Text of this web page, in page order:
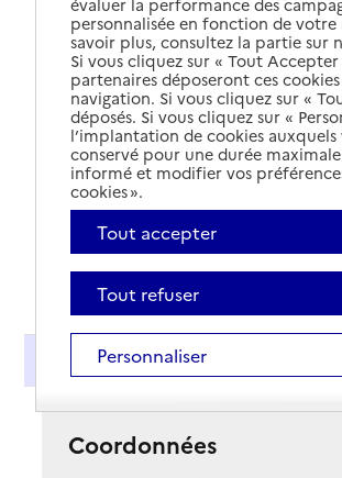
Présentation
Coordonnées
personnalisée en fonction de
savoir plus, consultez la partie
Si vous cliquez sur « Tout
partenaires déposeront ces
navigation. Si vous cliquez sur «
déposés. Si vous cliquez sur «
l’implantation de cookies
conservé pour une durée
informé et modifier vos
cookies ».
Tout accepter
Tout refuser
Personnaliser